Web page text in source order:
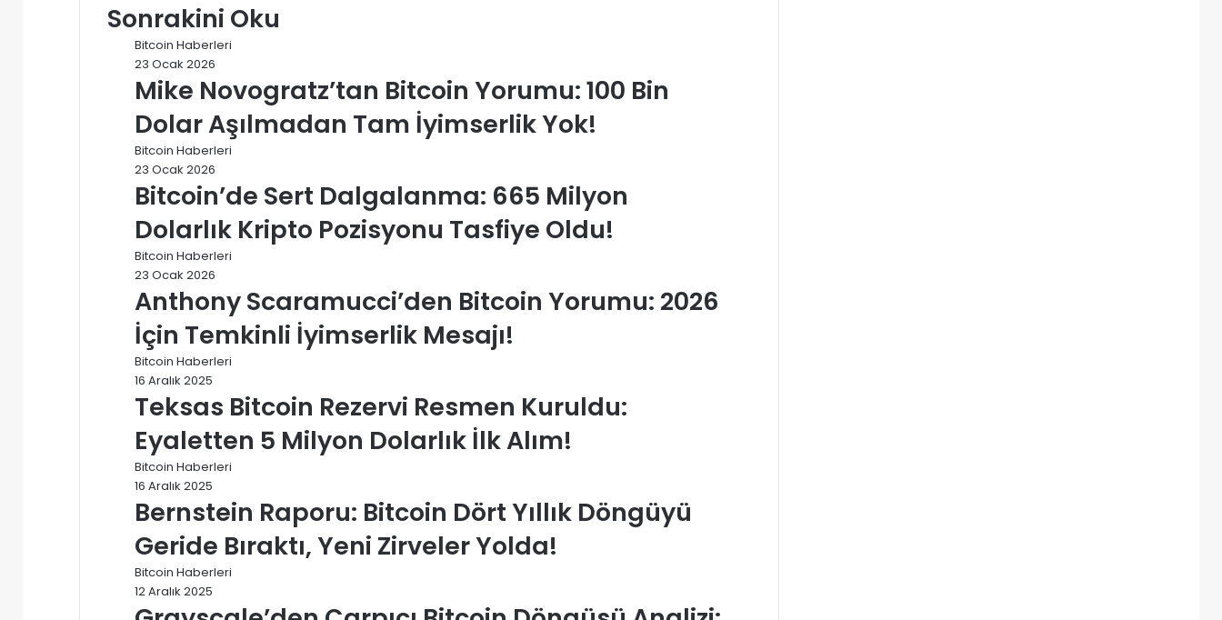
Sonrakini Oku
Bitcoin Haberleri
23 Ocak 2026
Mike Novogratz’tan Bitcoin Yorumu: 100 Bin
Dolar Aşılmadan Tam İyimserlik Yok!
Bitcoin Haberleri
23 Ocak 2026
Bitcoin’de Sert Dalgalanma: 665 Milyon
Dolarlık Kripto Pozisyonu Tasfiye Oldu!
Bitcoin Haberleri
23 Ocak 2026
Anthony Scaramucci’den Bitcoin Yorumu: 2026
İçin Temkinli İyimserlik Mesajı!
Bitcoin Haberleri
16 Aralık 2025
Teksas Bitcoin Rezervi Resmen Kuruldu:
Eyaletten 5 Milyon Dolarlık İlk Alım!
Bitcoin Haberleri
16 Aralık 2025
Bernstein Raporu: Bitcoin Dört Yıllık Döngüyü
Geride Bıraktı, Yeni Zirveler Yolda!
Bitcoin Haberleri
12 Aralık 2025